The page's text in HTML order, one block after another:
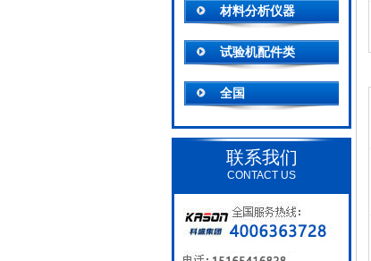
材料分析仪器
试验机配件类
全国
联系我们
CONTACT US